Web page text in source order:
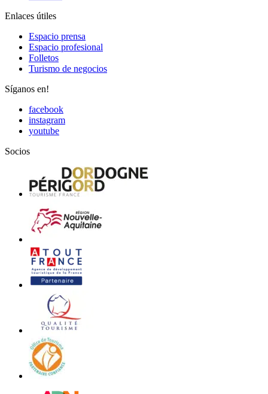
Enlaces útiles
Espacio prensa
Espacio profesional
Folletos
Turismo de negocios
Síganos en!
facebook
instagram
youtube
Socios